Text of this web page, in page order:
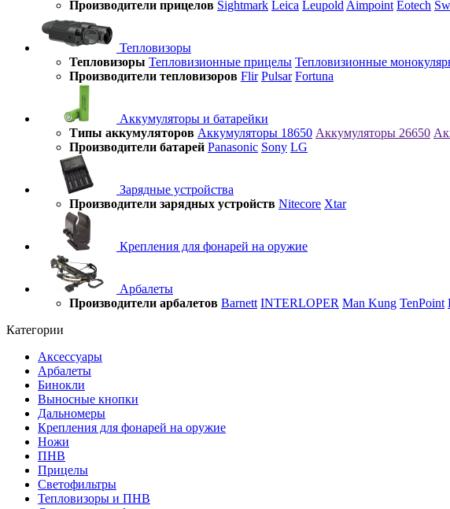
Производители прицелов Sightmark Leica Leupold Aimpoint Eotech
Тепловизоры
Тепловизоры Тепловизионные прицелы Тепловизионные
Производители тепловизоров Flir Pulsar Fortuna
Аккумуляторы и батарейки
Типы аккумуляторов Аккумуляторы 18650 Аккумуляторы 26650
Производители батарей Panasonic Sony LG
Зарядные устройства
Производители зарядных устройств Nitecore Xtar
Крепления для фонарей на оружие
Арбалеты
Производители арбалетов Barnett INTERLOPER Man Kung TenPoint
Категории
Аксессуары
Арбалеты
Бинокли
Выносные кнопки
Дальномеры
Крепления для фонарей на оружие
Ножи
ПНВ
Прицелы
Светофильтры
Тепловизоры и ПНВ